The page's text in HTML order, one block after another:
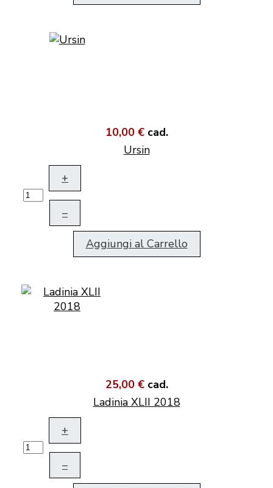
10,00 € cad.
Ursin
+
–
Aggiungi al Carrello
25,00 € cad.
Ladinia XLII 2018
+
–